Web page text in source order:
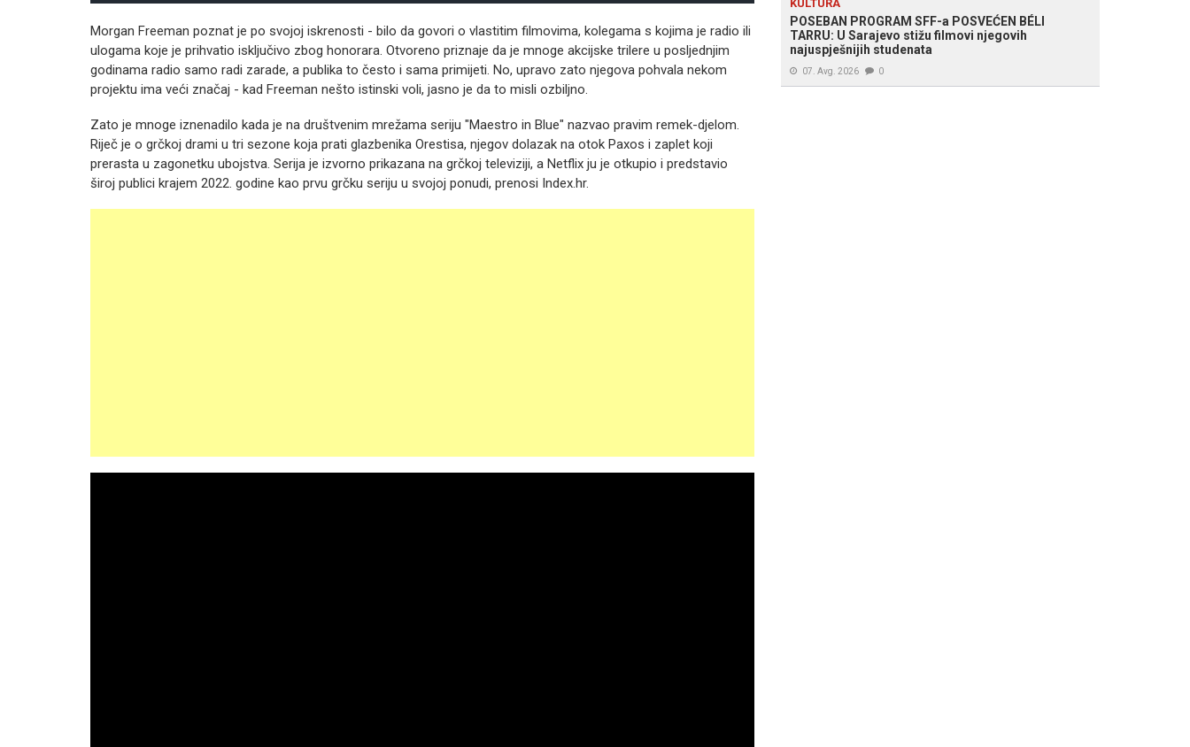
Morgan Freeman poznat je po svojoj iskrenosti - bilo da govori o vlastitim filmovima, kolegama s kojima je radio ili
ulogama koje je prihvatio isključivo zbog honorara. Otvoreno priznaje da je mnoge akcijske trilere u posljednjim
godinama radio samo radi zarade, a publika to često i sama primijeti. No, upravo zato njegova pohvala nekom
projektu ima veći značaj - kad Freeman nešto istinski voli, jasno je da to misli ozbiljno.
Zato je mnoge iznenadilo kada je na društvenim mrežama seriju "Maestro in Blue" nazvao pravim remek-djelom.
Riječ je o grčkoj drami u tri sezone koja prati glazbenika Orestisa, njegov dolazak na otok Paxos i zaplet koji
prerasta u zagonetku ubojstva. Serija je izvorno prikazana na grčkoj televiziji, a Netflix ju je otkupio i predstavio
široj publici krajem 2022. godine kao prvu grčku seriju u svojoj ponudi, prenosi Index.hr.
KULTURA
POSEBAN PROGRAM SFF-a POSVEĆEN BÉLI
TARRU: U Sarajevo stižu filmovi njegovih
najuspješnijih studenata
07. Avg. 2026 0